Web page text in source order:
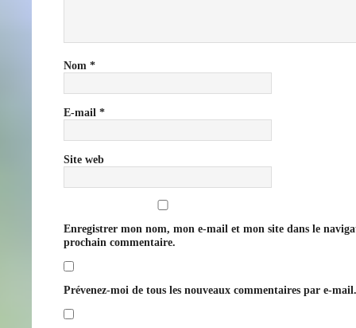
Nom *
E-mail *
Site web
Enregistrer mon nom, mon e-mail et mon site dans le
prochain commentaire.
Prévenez-moi de tous les nouveaux commentaires par e-mail.